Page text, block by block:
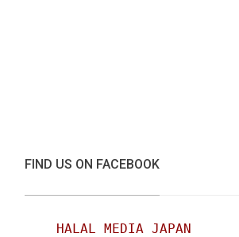
FIND US ON FACEBOOK
HALAL MEDIA JAPAN